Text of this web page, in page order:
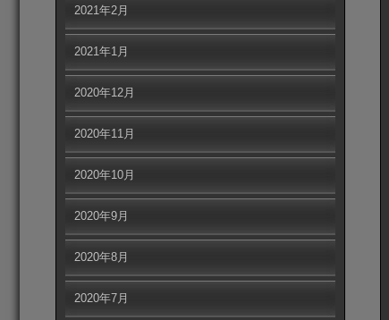
2021年2月
2021年1月
2020年12月
2020年11月
2020年10月
2020年9月
2020年8月
2020年7月